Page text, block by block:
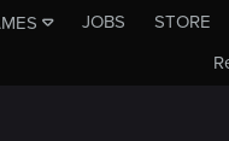
JOBS STORE